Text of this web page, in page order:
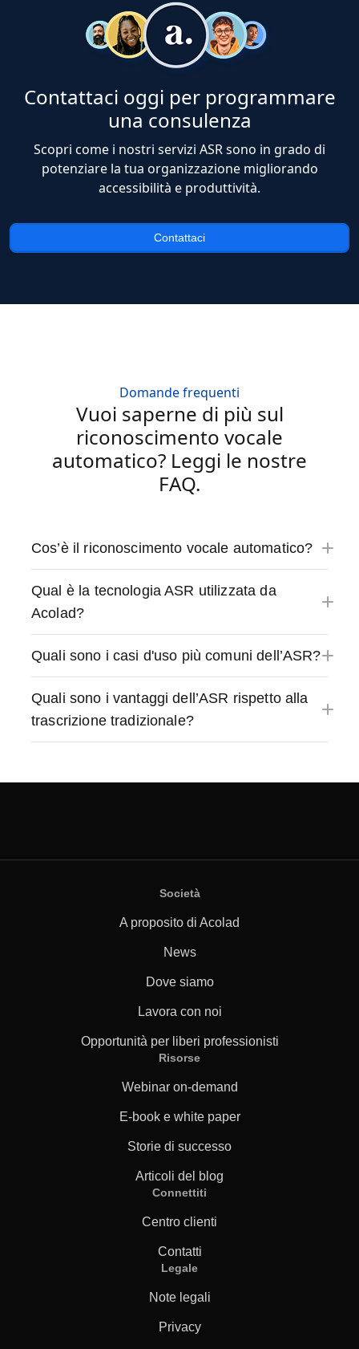
Contattaci oggi per programmare
una consulenza
Scopri come i nostri servizi ASR sono in grado di
potenziare la tua organizzazione migliorando
accessibilità e produttività.
Contattaci
Domande frequenti
Vuoi saperne di più sul
riconoscimento vocale
automatico? Leggi le nostre
FAQ.
Cos’è il riconoscimento vocale automatico?
Qual è la tecnologia ASR utilizzata da
Acolad?
Quali sono i casi d'uso più comuni dell’ASR?
Quali sono i vantaggi dell’ASR rispetto alla
trascrizione tradizionale?
Società
A proposito di Acolad
News
Dove siamo
Lavora con noi
Opportunità per liberi professionisti
Risorse
Webinar on-demand
E-book e white paper
Storie di successo
Articoli del blog
Connettiti
Centro clienti
Contatti
Legale
Note legali
Privacy